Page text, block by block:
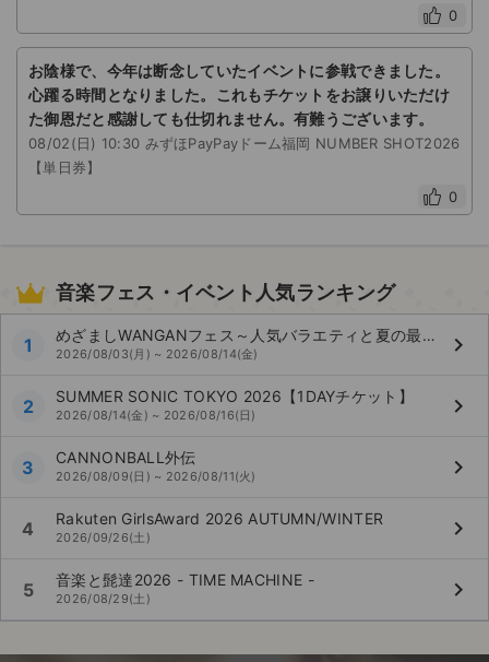
0
お陰様で、今年は断念していたイベントに参戦できました。
心躍る時間となりました。これもチケットをお譲りいただけ
た御恩だと感謝しても仕切れません。有難うございます。
08/02(日) 10:30 みずほPayPayドーム福岡 NUMBER SHOT2026
【単日券】
0
音楽フェス・イベント人気ランキング
1 めざましWANGANフェス～人気バラエティと夏の最強コラボ～
2026/08/03(月) ~ 2026/08/14(金) keyboard_arrow_right
2 SUMMER SONIC TOKYO 2026【1DAYチケット】
2026/08/14(金) ~ 2026/08/16(日) keyboard_arrow_right
3 CANNONBALL外伝
2026/08/09(日) ~ 2026/08/11(火) keyboard_arrow_right
4 Rakuten GirlsAward 2026 AUTUMN/WINTER
2026/09/26(土) keyboard_arrow_right
5 音楽と髭達2026 - TIME MACHINE -
2026/08/29(土) keyboard_arrow_right